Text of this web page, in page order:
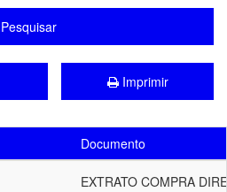
Pesquisar
Imprimir
Documento
EXTRATO COMPRA